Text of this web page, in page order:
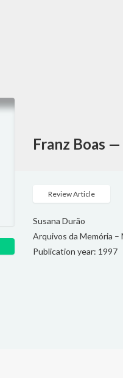
Franz Boas
Review Article
Susana Durão
Arquivos da Memória –
Publication year: 1997